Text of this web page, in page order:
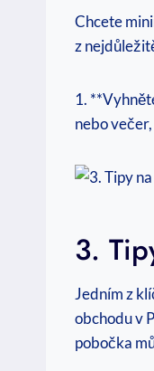
Chcete
z
1.
nebo
3.
Jedním z
obchodu v
pobočka